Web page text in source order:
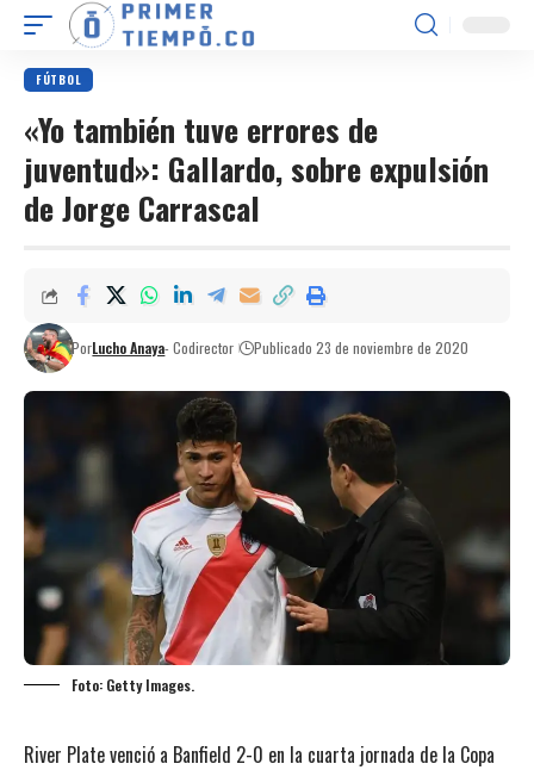
FÚTBOL
«Yo también tuve errores de
juventud»: Gallardo, sobre expulsión
de Jorge Carrascal
PorLucho Anaya- Codirector Publicado 23 de noviembre de 2020
Foto: Getty Images.
River Plate venció a Banfield 2-0 en la cuarta jornada de la Copa